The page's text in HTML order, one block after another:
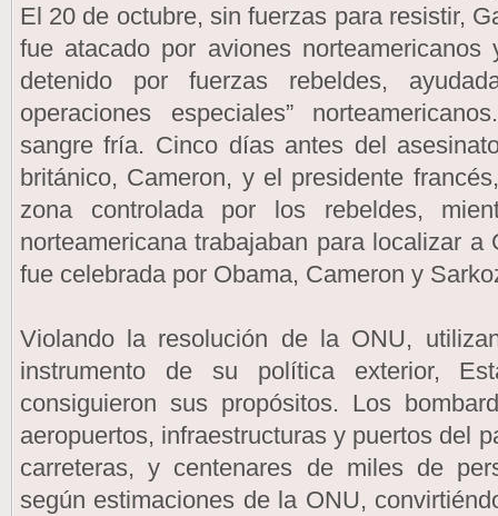
El 20 de octubre, sin fuerzas para resistir,
fue atacado por aviones
detenido por fuerzas rebeldes,
operaciones especiales”
sangre fría. Cinco días antes del
británico, Cameron, y el presidente
zona controlada por los rebeldes,
norteamericana trabajaban para localizar
fue celebrada por Obama, Cameron y
Violando la resolución de la ONU,
instrumento de su política exterior,
consiguieron sus propósitos. Los
aeropuertos, infraestructuras y puertos del
carreteras, y centenares de miles de
según estimaciones de la ONU,